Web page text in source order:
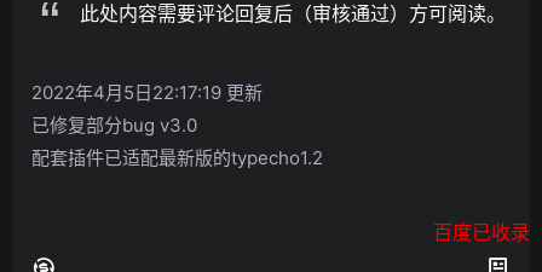
此处内容需要评论回复后（审核通过）方可阅读。
2022年4月5日22:17:19 更新
已修复部分bug v3.0
配套插件已适配最新版的typecho1.2
百度已收录